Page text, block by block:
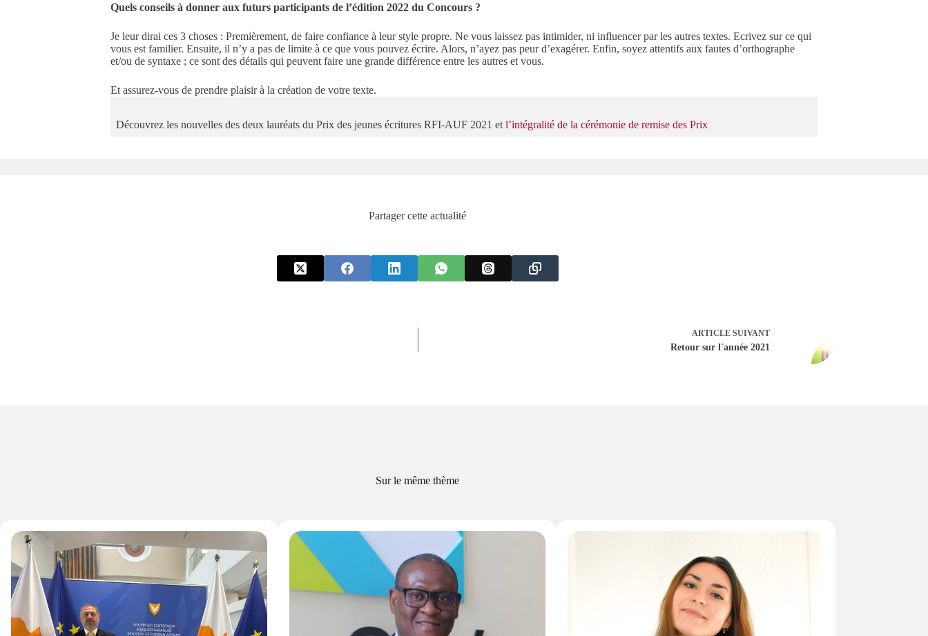
Quels conseils à donner aux futurs participants de l’édition 2022 du Concours ?
Je leur dirai ces 3 choses : Premièrement, de faire confiance à leur style propre. Ne vous laissez pas intimider, ni influencer par les autres textes. Ecrivez sur ce qui
vous est familier. Ensuite, il n’y a pas de limite à ce que vous pouvez écrire. Alors, n’ayez pas peur d’exagérer. Enfin, soyez attentifs aux fautes d’orthographe
et/ou de syntaxe ; ce sont des détails qui peuvent faire une grande différence entre les autres et vous.
Et assurez-vous de prendre plaisir à la création de votre texte.
Découvrez les nouvelles des deux lauréats du Prix des jeunes écritures RFI-AUF 2021 et l’intégralité de la cérémonie de remise des Prix
Partager cette actualité
ARTICLESUIVANT
Retour sur l'année 2021
Sur le même thème